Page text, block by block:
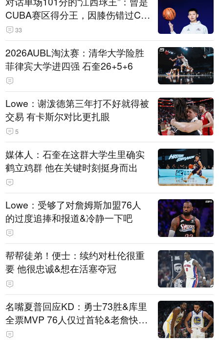
CUBA赛区得分王，因膝伤错过CB
A选秀
33
2026AUBL淘汰赛：清华大学险胜
菲律宾大学进四强 石奎26+5+6
Lowe：谢泼德第三年打不好就得被
交易 有卡斯尔对比更扎眼
5
媒体人：石奎在这群大学生里确实
鹤立鸡群 他在关键时刻挺身而出
Lowe：受够了对詹姆斯加盟76人
的过度追捧和报道&冷静一下吧
帮帮徒弟！便士：续约对杜伦很重
要 他很忠诚&想在活塞夺冠
名嘴夏普回应KD：勇士73胜&库里
全票MVP 76人仅过首轮&老詹快42
了